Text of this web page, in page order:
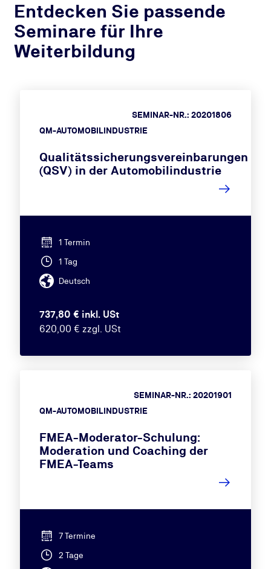
Entdecken Sie passende
Seminare für Ihre
Weiterbildung
QM-AUTOMOBILINDUSTRIE
SEMINAR-NR.: 20201806
Qualitätssicherungsvereinbarungen
(QSV) in der Automobilindustrie
1 Termin
1 Tag
Deutsch
737,80 € inkl. USt
620,00 € zzgl. USt
QM-AUTOMOBILINDUSTRIE
SEMINAR-NR.: 20201901
FMEA-Moderator-Schulung:
Moderation und Coaching der
FMEA-Teams
7 Termine
2 Tage